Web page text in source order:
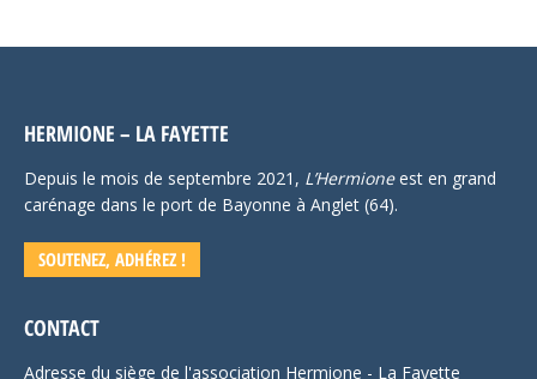
HERMIONE – LA FAYETTE
Depuis le mois de septembre 2021, L’Hermioneest en grand
carénage dans le port de Bayonne à Anglet (64).
SOUTENEZ, ADHÉREZ !
CONTACT
Adresse du siège de l'association Hermione - La Fayette